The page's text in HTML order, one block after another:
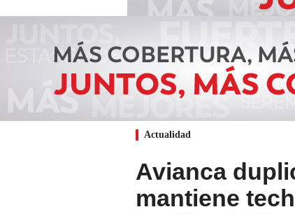
Actualidad
Avianca
mantiene